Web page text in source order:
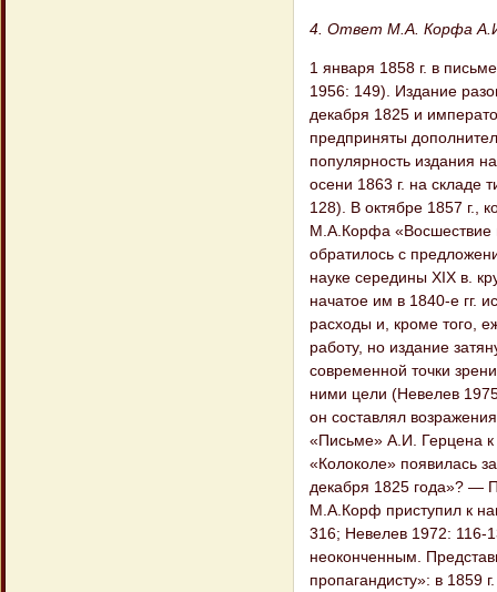
4. Ответ М.А. Корфа
1 января 1858 г. в
1956: 149). Издание
декабря 1825 и
предприняты
популярность издания
осени 1863 г. на складе
128). В октябре 1857 г.,
М.А.Корфа «Восшествие
обратилось с
науке середины XIX в.
начатое им в 1840-е гг.
расходы и, кроме того,
работу, но издание
современной точки
ними цели (Невелев
он составлял
«Письме» А.И. Герцена
«Колоколе» появилась
декабря 1825 года»? —
М.А.Корф приступил к
316; Невелев 1972: 116-
неоконченным.
пропагандисту»: в 1859